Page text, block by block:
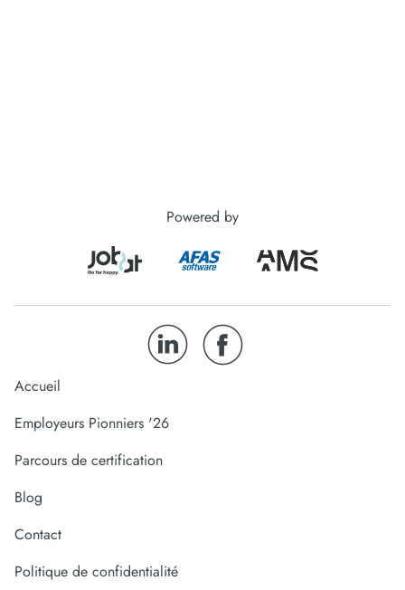
Powered by
Accueil
Employeurs Pionniers '26
Parcours de certification
Blog
Contact
Politique de confidentialité